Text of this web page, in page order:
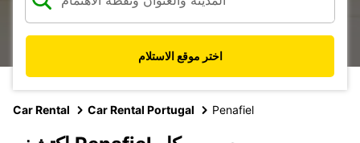
اختر موقع الاستلام
Car Rental Car Rental Portugal Penafiel